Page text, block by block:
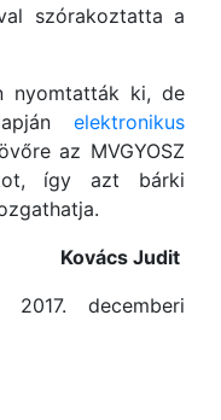
szórakoztatta a
nyomtatták ki, de
elektronikus
az MVGYOSZ
így azt bárki
Kovács Judit
2017. decemberi